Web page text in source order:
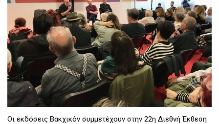
Οι εκδόσεις Βακχικόν συμμετέχουν στην 22η Διεθνή Έκθεση